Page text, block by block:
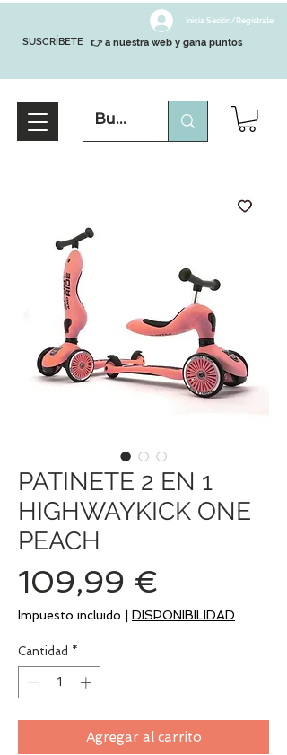
SUSCRÍBETE
Inicia Sesión/Regístrate
👉 a nuestra web y gana puntos
PATINETE 2 EN 1
HIGHWAYKICK ONE
PEACH
109,99 €
Impuesto incluido DISPONIBILIDAD
Cantidad *
Agregar al carrito